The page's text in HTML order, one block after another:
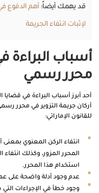
قد يهمك أيضاً: أهم الدفوع
لإثبات انتفاء الجريمة
أسباب البراءة
محرر رسمي
أحد أبرز أسباب البراءة في قضايا
أركان جريمة التزوير في محرر
للقانون الإماراتي:
انتفاء الركن المعنوي
المحرر المزور، وكذلك انتفاء
استخدام هذا المحرر.
عدم وجود أدلة واضحة على
وجود خطأ في الإجراءات